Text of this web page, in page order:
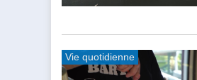
Vie quotidienne